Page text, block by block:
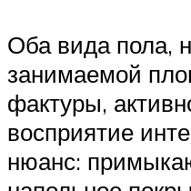
Оба вида пола,
занимаемой
фактуры,
восприятие
нюанс: